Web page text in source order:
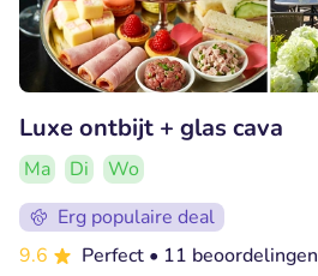
Luxe ontbijt + glas cava
Ma Di
Wo
Erg populaire deal
9.6
Perfect • 11 beoordelingen